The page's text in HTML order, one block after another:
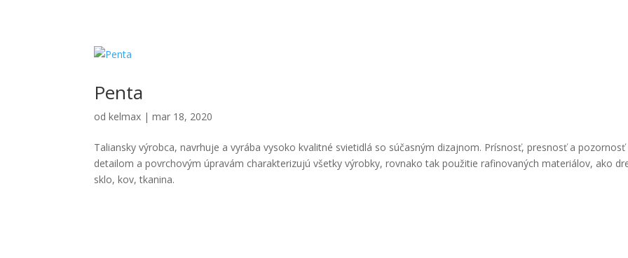
Penta
odkelmax |mar 18, 2020
Taliansky výrobca, navrhuje a vyrába vysoko kvalitné svietidlá so súčasným dizajnom. Prísnosť, presnosť a pozornosť
detailom a povrchovým úpravám charakterizujú všetky výrobky, rovnako tak použitie rafinovaných materiálov, ako
sklo, kov, tkanina.